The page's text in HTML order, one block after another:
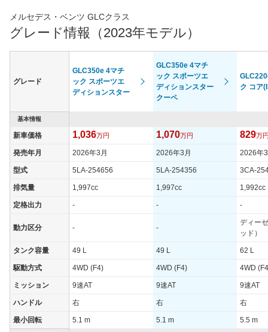
メルセデス・ベンツ GLCクラス
グレード情報（2023年モデル）
グレード
GLC350e 4マチ
ック スポーツエ
ディションスター
GLC350e 4マチ
ック スポーツエ
ディションスター
クーペ
ク コア
基本情報
新車価格 1,036万円 1,070万円 829万
発売年月 2026年3月 2026年3月 2026年
型式 5LA-254656 5LA-254356 3CA-
排気量 1,997cc 1,997cc 1,992cc
定格出力 - - -
動力区分 - -
ディー
ッド）
タンク容量 49 L 49 L 62 L
駆動方式 4WD (F4) 4WD (F4) 4WD
ミッション 9速AT 9速AT 9速AT
ハンドル 右 右 右
最小回転 5.1 m 5.1 m 5.5 m